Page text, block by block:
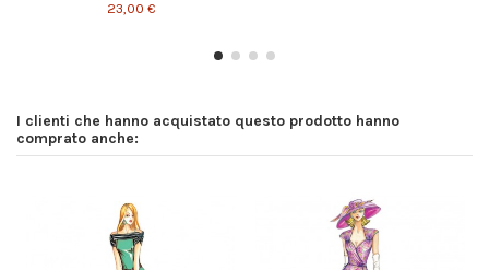
23,00 €
I clienti che hanno acquistato questo prodotto hanno
comprato anche: